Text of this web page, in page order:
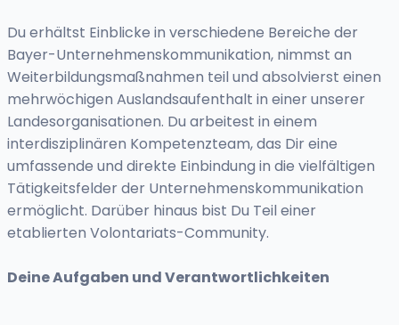
Du erhältst Einblicke in verschiedene Bereiche der
Bayer-Unternehmenskommunikation, nimmst an
Weiterbildungsmaßnahmen teil und absolvierst einen
mehrwöchigen Auslandsaufenthalt in einer unserer
Landesorganisationen. Du arbeitest in einem
interdisziplinären Kompetenzteam, das Dir eine
umfassende und direkte Einbindung in die vielfältigen
Tätigkeitsfelder der Unternehmenskommunikation
ermöglicht. Darüber hinaus bist Du Teil einer
etablierten Volontariats-Community.
Deine Aufgaben und Verantwortlichkeiten